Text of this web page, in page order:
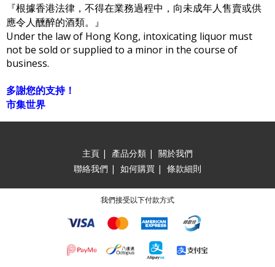
『根據香港法律，不得在業務過程中，向未成年人售賣或供
應令人醺醉的酒類。』
Under the law of Hong Kong, intoxicating liquor must
not be sold or supplied to a minor in the course of
business.
多謝您的支持！
市集世界
主頁 | 產品分類 | 關於我們
聯絡我們 | 如何購買 | 條款細則
我們接受以下付款方式